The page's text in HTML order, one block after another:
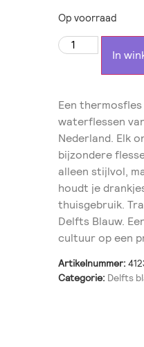
Op voorraad
In
Een
waterflessen
Nederland. Elk
bijzondere
alleen stijlvol,
houdt je
thuisgebruik.
Delfts Blauw.
cultuur op een
Artikelnummer:
Categorie: Delfts